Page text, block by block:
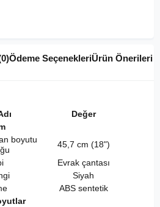
Ödeme SeçenekleriÜrün Önerileri
Değer
boyutu
45,7 cm (18")
Evrak çantası
Siyah
ABS sentetik